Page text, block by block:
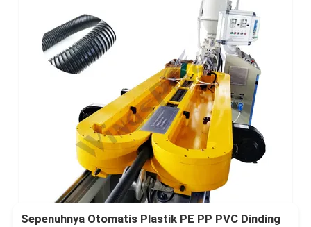
Sepenuhnya Otomatis Plastik PE PP PVC Dinding